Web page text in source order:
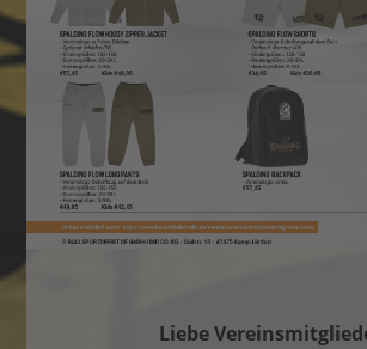
Liebe